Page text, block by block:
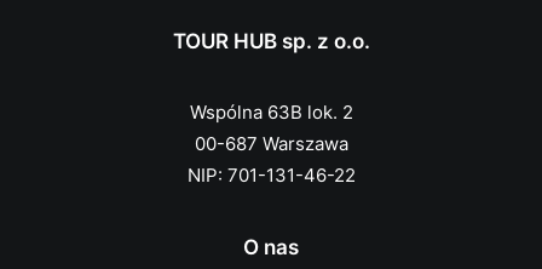
TOUR HUB sp. z o.o.
Wspólna 63B lok. 2
00-687 Warszawa
NIP: 701-131-46-22
O nas